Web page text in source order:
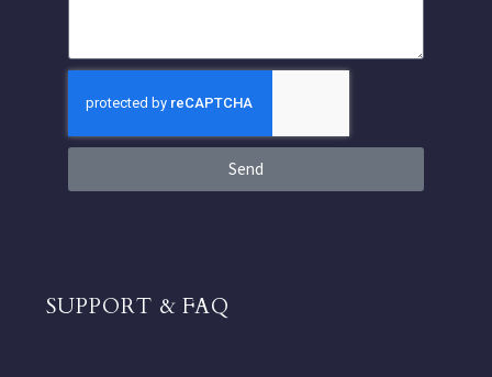
Send
SUPPORT & FAQ